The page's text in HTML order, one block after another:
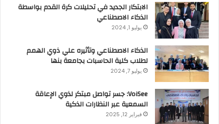
الابتكار الجديد في تحليلات كرة القدم بواسطة
الذكاء الاصطناعي
يوليو 1, 2024
الذكاء الاصطناعي وتأثيره علي ذوي الهمم
لطلاب كلية الحاسبات بجامعة بنها
يوليو 7, 2024
VoiSee: جسر تواصل مبتكر لذوي الإعاقة
السمعية عبر النظارات الذكية
فبراير 12, 2025